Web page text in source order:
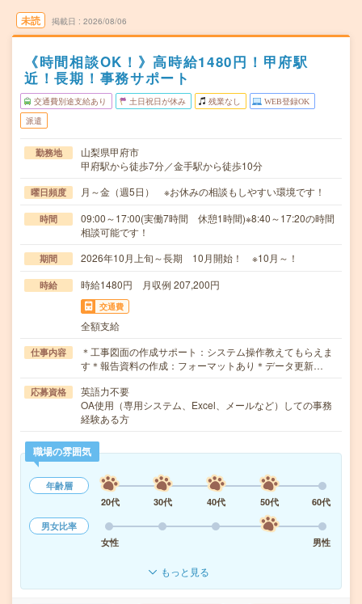
未読 掲載日 2026/08/06
《時間相談OK！》高時給1480円！甲府駅
近！長期！事務サポート
交通費別途支給あり 土日祝日が休み 残業なし WEB登録OK
派遣
勤務地
山梨県甲府市
甲府駅から徒歩7分／金手駅から徒歩10分
曜日頻度 月～金（週5日） ※お休みの相談もしやすい環境です！
時間
09:00～17:00(実働7時間 休憩1時間)※8:40～17:20の時間
相談可能です！
期間 2026年10月上旬～長期 10月開始！ ※10月～！
時給 時給1480円 月収例 207,200円
交通費
全額支給
仕事内容
＊工事図面の作成サポート：システム操作教えてもらえま
す＊報告資料の作成：フォーマットあり＊データ更新…
応募資格
英語力不要
OA使用（専用システム、Excel、メールなど）しての事務
経験ある方
職場の雰囲気
年齢層
20代
30代 40代 50代
60代
男女比率
女性
男性
もっと見る